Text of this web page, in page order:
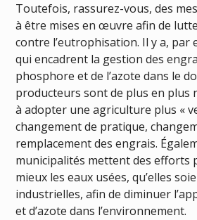
Toutefois, rassurez-vous, des
à être mises en œuvre afin de
contre l’eutrophisation. Il y a, par
qui encadrent la gestion des
phosphore et de l’azote dans le
producteurs sont de plus en plus
à adopter une agriculture plus «
changement de pratique,
remplacement des engrais.
municipalités mettent des efforts
mieux les eaux usées, qu’elles
industrielles, afin de diminuer
et d’azote dans l’environnement.